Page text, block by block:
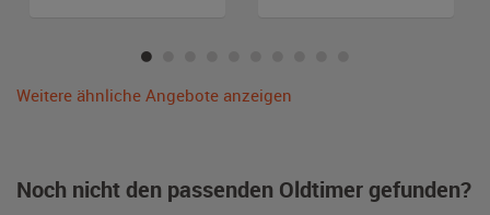
Weitere ähnliche Angebote anzeigen
Noch nicht den passenden Oldtimer gefunden?